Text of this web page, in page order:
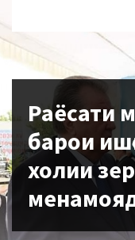
Раёсати
барои
холии